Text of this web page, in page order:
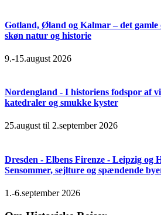
Gotland, Øland og Kalmar – det gamle
skøn natur og historie
9.-15.august 2026
Nordengland - I historiens fodspor af
katedraler og smukke kyster
25.august til 2.september 2026
Dresden - Elbens Firenze - Leipzig og
Sensommer, sejlture og spændende
1.-6.september 2026